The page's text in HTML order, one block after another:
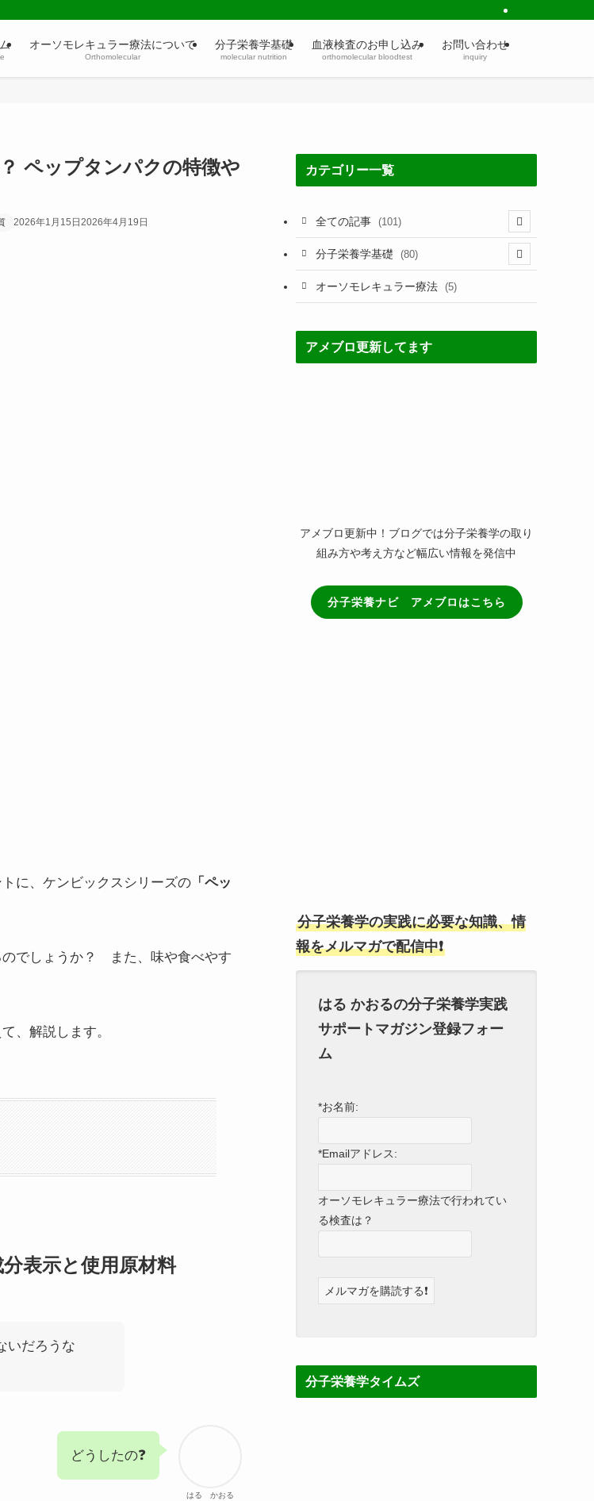
オーソモレキュラー療法について
Orthomolecular
分子栄養学基礎
molecular nutrition
血液検査のお申し込み
orthomolecular bloodtest
お問い合わせ
inquiry
ペップタンパクの特徴や
2026年1月15日 2026年4月19日
に、ケンビックスシリーズの 「ペッ
のでしょうか？ また、味や食べやす
、解説します。
表示と使用原材料
いだろうな
はる かおる
どうしたの❓
カテゴリー一覧
全ての記事 (101)
(21)
(3)
(60)
分子栄養学基礎 (80)
(60)
(7)
オーソモレキュラー療法 (5)
アメブロ更新してます
アメブロ更新中！ブログでは分子栄養学の取り
組み方や考え方など幅広い情報を発信中
分子栄養ナビ アメブロはこちら
分子栄養学の実践に必要な知識、情
報をメルマガで配信中❗
はる かおるの分子栄養学実践
サポートマガジン登録フォー
ム
*お名前:
*Emailアドレス:
オーソモレキュラー療法で行われてい
る検査は？
分子栄養学タイムズ